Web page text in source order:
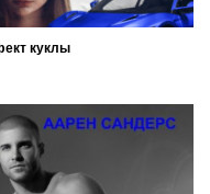
куклы